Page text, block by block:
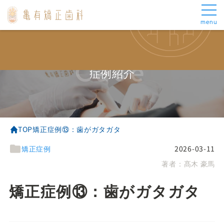
menu
メインメニュー
スタッフ紹介
お悩み別治療
審美歯科について
よくあるご質問
料金・お支払い
成人矯正
表側矯正
部分矯正
小児矯正
矯正中の治療について
出っ歯
受け口
ブログ
症例集
症例紹介
Case
TOP矯正症例⑬：歯がガタガタ
矯正症例
2026-03-11
著者： 髙木 豪馬
矯正症例⑬：歯がガタガタ